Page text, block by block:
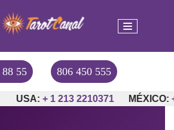
55 806 450 555
+ 1 213 2210371 MÉXICO: +52-